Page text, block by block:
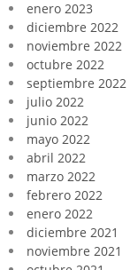
enero 2023
diciembre 2022
noviembre 2022
octubre 2022
septiembre 2022
julio 2022
junio 2022
mayo 2022
abril 2022
marzo 2022
febrero 2022
enero 2022
diciembre 2021
noviembre 2021